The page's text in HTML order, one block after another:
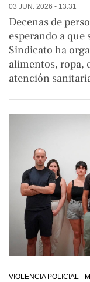
03 JUN. 2026 - 13:31
Decenas de
esperando a
Sindicato ha
alimentos, ropa,
atención
VIOLENCIA POLICIAL